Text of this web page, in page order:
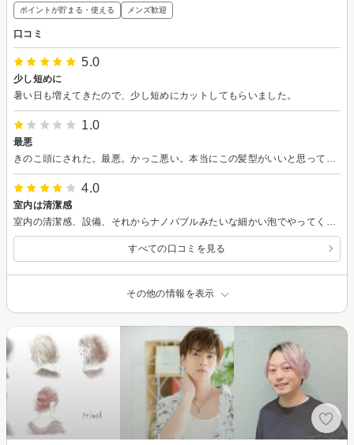
ポイントが貯まる・使える メンズ歓迎
口コミ
5.0
少し短めに
暑い日も増えてきたので、少し短めにカットしてもらいました。
1.0
最悪
4.0
室内は清潔感
すべての口コミを見る
その他の情報を表示